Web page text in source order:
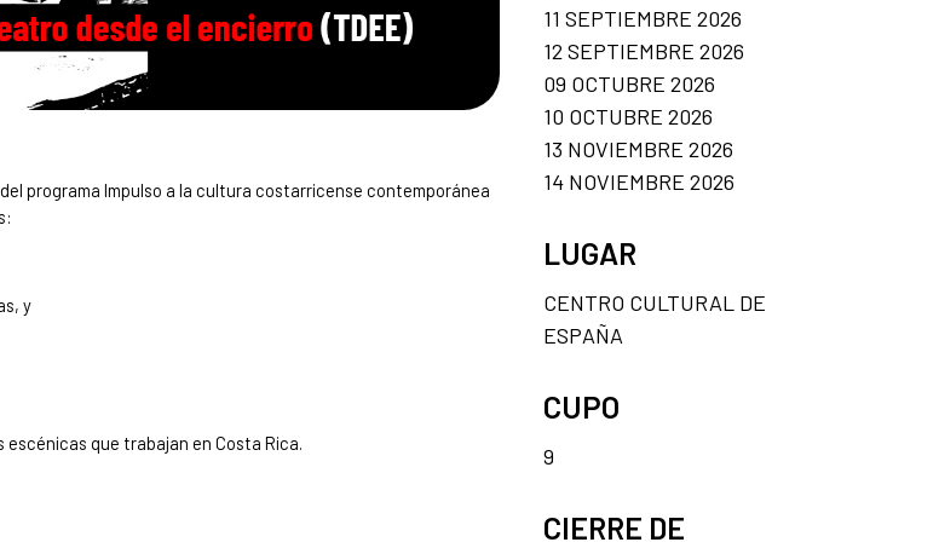
programa Impulso a la cultura costarricense contemporánea
y
que trabajan en Costa Rica.
11 SEPTIEMBRE 2026
12 SEPTIEMBRE 2026
09 OCTUBRE 2026
10 OCTUBRE 2026
13 NOVIEMBRE 2026
14 NOVIEMBRE 2026
LUGAR
CENTRO CULTURAL DE
ESPAÑA
CUPO
9
CIERRE DE